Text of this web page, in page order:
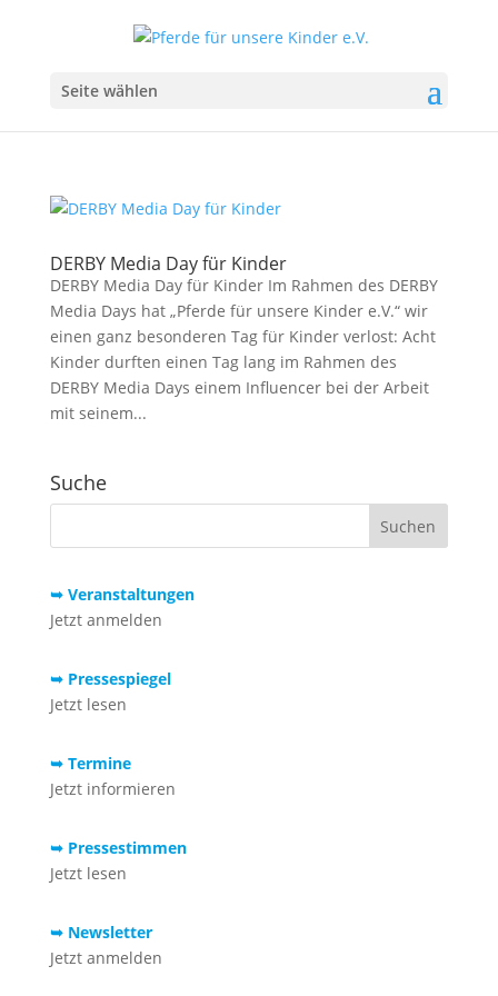
Seite wählen
DERBY Media Day für Kinder
DERBY Media Day für Kinder Im Rahmen des DERBY
Media Days hat „Pferde für unsere Kinder e.V.“ wir
einen ganz besonderen Tag für Kinder verlost: Acht
Kinder durften einen Tag lang im Rahmen des
DERBY Media Days einem Influencer bei der Arbeit
mit seinem...
Suche
➥ Veranstaltungen
Jetzt anmelden
➥ Pressespiegel
Jetzt lesen
➥ Termine
Jetzt informieren
➥ Pressestimmen
Jetzt lesen
➥ Newsletter
Jetzt anmelden